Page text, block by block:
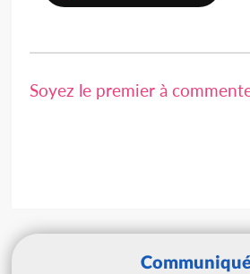
Soyez le premier à